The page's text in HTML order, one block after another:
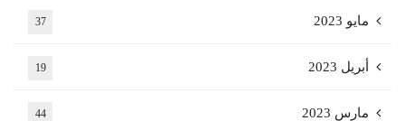
مايو 2023 37
أبريل 2023 19
مارس 2023 44